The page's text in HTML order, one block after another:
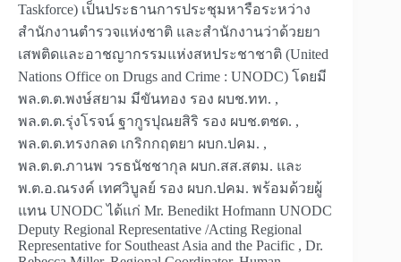
Taskforce) เป็นประธานการประชุมหารือระหว่าง
สำนักงานตำรวจแห่งชาติ และสำนักงานว่าด้วยยา
เสพติดและอาชญากรรมแห่งสหประชาชาติ (United
Nations Office on Drugs and Crime : UNODC) โดยมี
พล.ต.ต.พงษ์สยาม มีขันทอง รอง ผบช.ทท. ,
พล.ต.ต.รุ่งโรจน์ ฐากูรปุณยสิริ รอง ผบช.ตชด. ,
พล.ต.ต.ทรงกลด เกริกกฤตยา ผบก.ปคม. ,
พล.ต.ต.ภานพ วรธนัชชากุล ผบก.สส.สตม. และ
พ.ต.อ.ณรงค์ เทศวิบูลย์ รอง ผบก.ปคม. พร้อมด้วยผู้
แทน UNODC ได้แก่ Mr. Benedikt Hofmann UNODC
Deputy Regional Representative /Acting Regional
Representative for Southeast Asia and the Pacific , Dr.